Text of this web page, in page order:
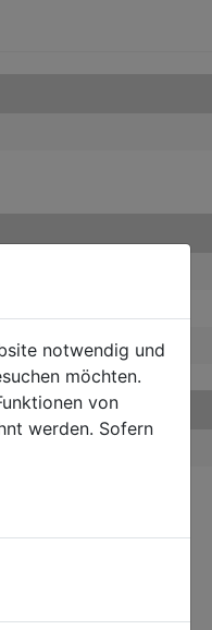
notwendig und
möchten.
von
werden. Sofern